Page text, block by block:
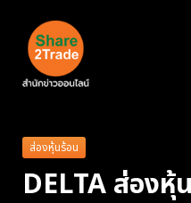
ส่องหุ้นร้อน
DELTA ส่อง